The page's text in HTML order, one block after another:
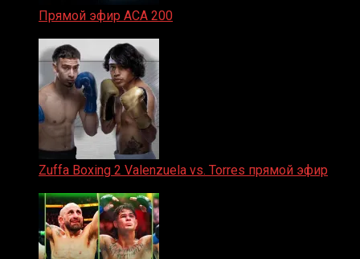
Прямой эфир ACA 200
Zuffa Boxing 2 Valenzuela vs. Torres прямой эфир